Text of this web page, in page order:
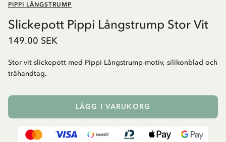
PIPPI LÅNGSTRUMP
Slickepott Pippi Långstrump Stor Vit
149.00 SEK
Stor vit slickepott med Pippi Långstrump-motiv, silikonblad och
trähandtag.
LÄGG I VARUKORG